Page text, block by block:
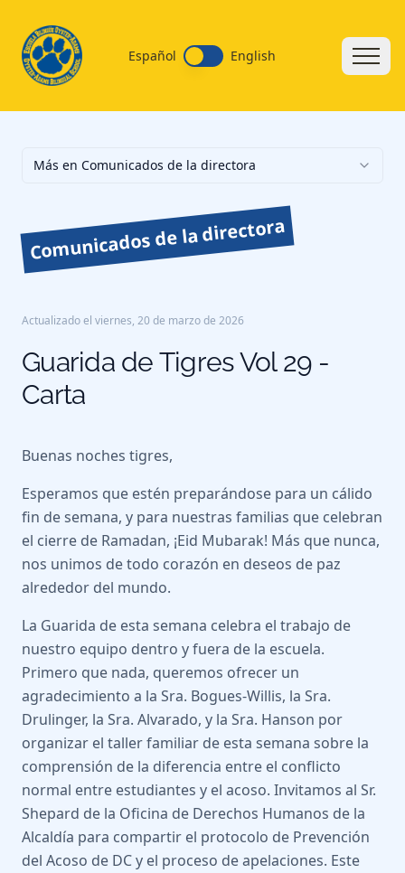
Español English
Más en Comunicados de la directora
Comunicados de la directora
Actualizado el viernes, 20 de marzo de 2026
Guarida de Tigres Vol 29 -
Carta
Buenas noches tigres,
Esperamos que estén preparándose para un cálido
fin de semana, y para nuestras familias que celebran
el cierre de Ramadan, ¡Eid Mubarak! Más que nunca,
nos unimos de todo corazón en deseos de paz
alrededor del mundo.
La Guarida de esta semana celebra el trabajo de
nuestro equipo dentro y fuera de la escuela.
Primero que nada, queremos ofrecer un
agradecimiento a la Sra. Bogues-Willis, la Sra.
Drulinger, la Sra. Alvarado, y la Sra. Hanson por
organizar el taller familiar de esta semana sobre la
comprensión de la diferencia entre el conflicto
normal entre estudiantes y el acoso. Invitamos al Sr.
Shepard de la Oficina de Derechos Humanos de la
Alcaldía para compartir el protocolo de Prevención
del Acoso de DC y el proceso de apelaciones. Este